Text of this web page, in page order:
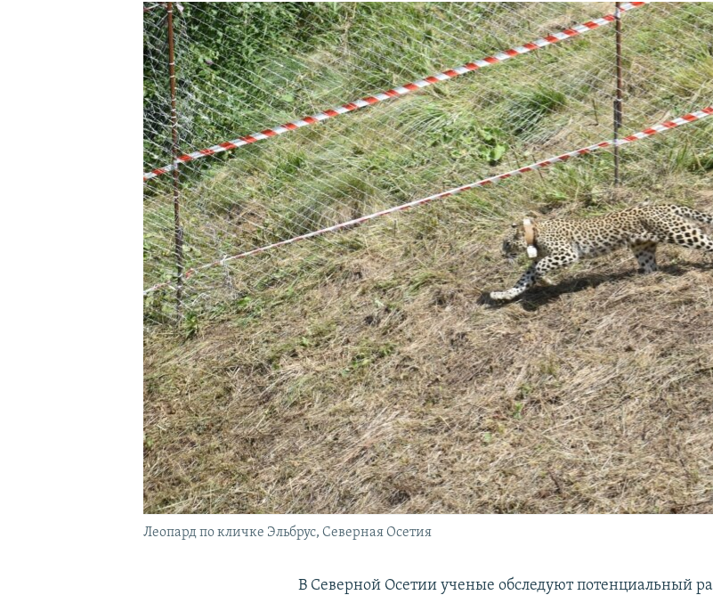
ПОДПИШИТЕСЬ НА РАССЫЛКУ
Леопард по кличке Эльбрус, Северная Осетия
В Северной Осетии ученые обследуют потенциальный